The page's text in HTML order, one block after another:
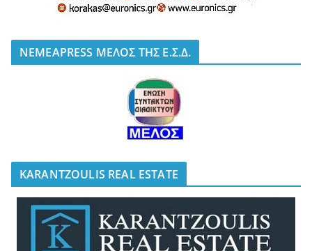
NEMEAPRESS ΜΕΛΟΣ ΤΗΣ Ε.Σ.Δ.
KARANTZOULIS REAL ESTATE